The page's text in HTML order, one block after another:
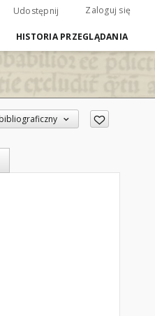
Udostępnij Zaloguj się
HISTORIA PRZEGLĄDANIA